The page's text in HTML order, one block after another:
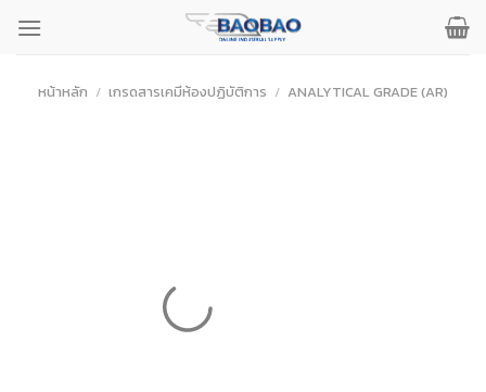
เนื้อหาหน้าหลัก / เกรดสารเคมีห้องปฏิบัติการ / ANALYTICAL GRADE (AR)